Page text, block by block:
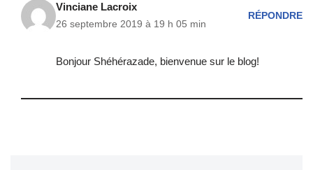
Vinciane Lacroix
26 septembre 2019 à 19 h 05 min
RÉPONDRE
Bonjour Shéhérazade, bienvenue sur le blog!